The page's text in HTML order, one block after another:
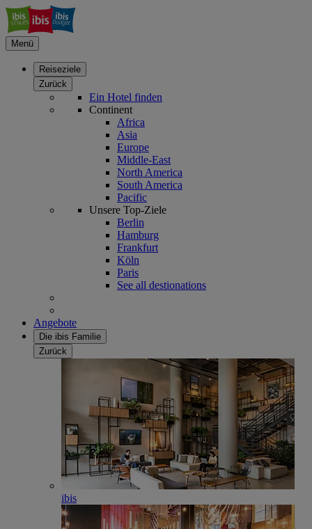
Menü
Reiseziele
Zurück
Ein Hotel finden
Continent
Africa
Asia
Europe
Middle-East
North America
South America
Pacific
Unsere Top-Ziele
Berlin
Hamburg
Frankfurt
Köln
Paris
See all destionations
Angebote
Die ibis Familie
Zurück
ibis